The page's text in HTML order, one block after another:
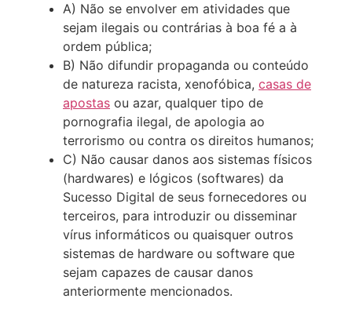
A) Não se envolver em atividades que
sejam ilegais ou contrárias à boa fé a à
ordem pública;
B) Não difundir propaganda ou conteúdo
de natureza racista, xenofóbica, casas de
apostas ou azar, qualquer tipo de
pornografia ilegal, de apologia ao
terrorismo ou contra os direitos humanos;
C) Não causar danos aos sistemas físicos
(hardwares) e lógicos (softwares) da
Sucesso Digital de seus fornecedores ou
terceiros, para introduzir ou disseminar
vírus informáticos ou quaisquer outros
sistemas de hardware ou software que
sejam capazes de causar danos
anteriormente mencionados.